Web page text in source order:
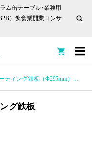
ム缶テーブル･業務用
）飲食業開業コンサ


ング鉄板（Φ295mm）10枚
グ鉄板